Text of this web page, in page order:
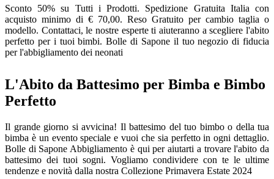
Sconto 50% su Tutti i Prodotti. Spedizione Gratuita Italia con
acquisto minimo di € 70,00. Reso Gratuito per cambio taglia o
modello. Contattaci, le nostre esperte ti aiuteranno a scegliere l'abito
perfetto per i tuoi bimbi. Bolle di Sapone il tuo negozio di fiducia
per l'abbigliamento dei neonati
L'Abito da Battesimo per Bimba e Bimbo
Perfetto
Il grande giorno si avvicina! Il battesimo del tuo bimbo o della tua
bimba è un evento speciale e vuoi che sia perfetto in ogni dettaglio.
Bolle di Sapone Abbigliamento è qui per aiutarti a trovare l'abito da
battesimo dei tuoi sogni. Vogliamo condividere con te le ultime
tendenze e novità dalla nostra Collezione Primavera Estate 2024